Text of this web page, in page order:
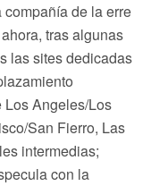
de la erre
tras algunas
las sites dedicadas
Angeles/Los
San Fierro, Las
intermedias;
con la